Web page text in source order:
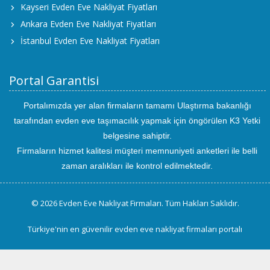
Kayseri Evden Eve Nakliyat Fiyatları
Ankara Evden Eve Nakliyat Fiyatları
İstanbul Evden Eve Nakliyat Fiyatları
Portal Garantisi
Portalımızda yer alan firmaların tamamı Ulaştırma bakanlığı
tarafından evden eve taşımacılık yapmak için öngörülen K3 Yetki
belgesine sahiptir.
Firmaların hizmet kalitesi müşteri memnuniyeti anketleri ile belli
zaman aralıkları ile kontrol edilmektedir.
© 2026 Evden Eve Nakliyat Firmaları. Tüm Hakları Saklıdır.
Türkiye'nin en güvenilir evden eve nakliyat firmaları portalı